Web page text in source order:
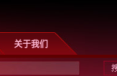
关于我们